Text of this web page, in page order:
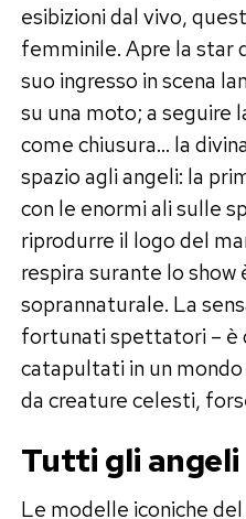
esibizioni dal vivo,
femminile. Apre la star
suo ingresso in scena
su una moto; a seguire
come chiusura… la
spazio agli angeli: la
con le enormi ali sulle
riprodurre il logo del
respira surante lo
soprannaturale. La
fortunati spettatori – è
catapultati in un
da creature celesti,
Tutti gli angeli
Le modelle iconiche